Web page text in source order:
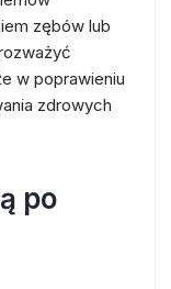
zębów lub
w poprawieniu
zdrowych
po